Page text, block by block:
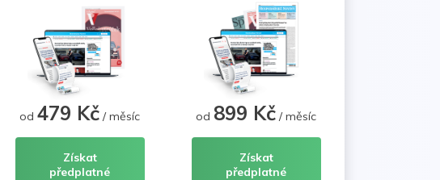
od479 Kč / měsíc
Získat
předplatné
od 899 Kč / měsíc
Získat
předplatné